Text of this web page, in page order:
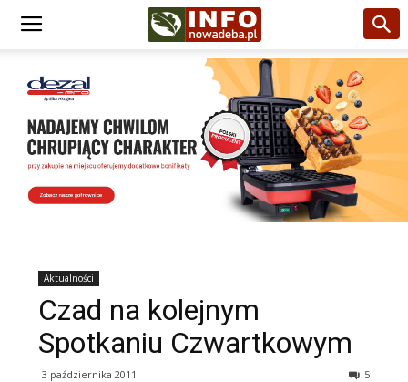
Aktualności
Czad na kolejnym
Spotkaniu Czwartkowym
3 października 2011 5